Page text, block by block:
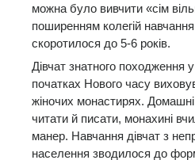
можна було вивчити «сім
поширенням колегій
скоротилося до 5-6 років.
Дівчат знатного походження
початках Нового часу
жіночих монастирях. Домашні
читати й писати, монахині
манер. Навчання дівчат з
населення зводилося до